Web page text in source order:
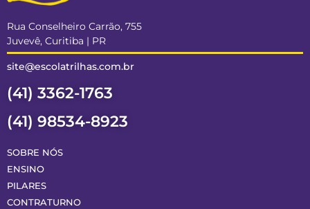
Rua Conselheiro Carrão, 755
Juvevê, Curitiba | PR
site@escolatrilhas.com.br
(41) 3362-1763
(41) 98534-8923
SOBRE NÓS
ENSINO
PILARES
CONTRATURNO